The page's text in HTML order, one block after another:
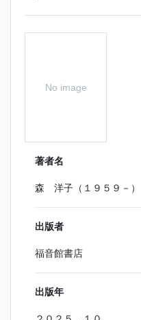
No image
著者名
森 洋子（１９５９－）
出版者
福音館書店
出版年